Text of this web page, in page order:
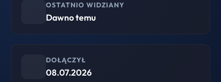
OSTATNIO WIDZIANY
Dawno temu
DOŁĄCZYŁ
08.07.2026